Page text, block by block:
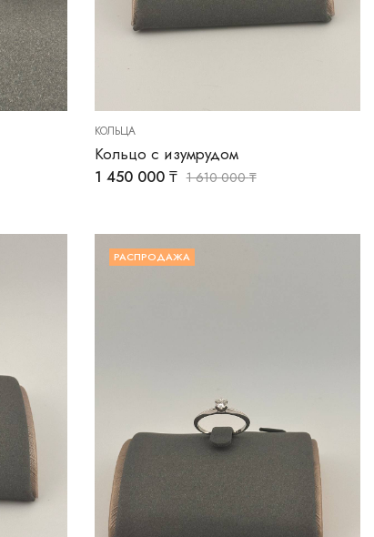
КОЛЬЦА
Кольцо с изумрудом
1 450 000 ₸ 1 610 000₸
РАСПРОДАЖА